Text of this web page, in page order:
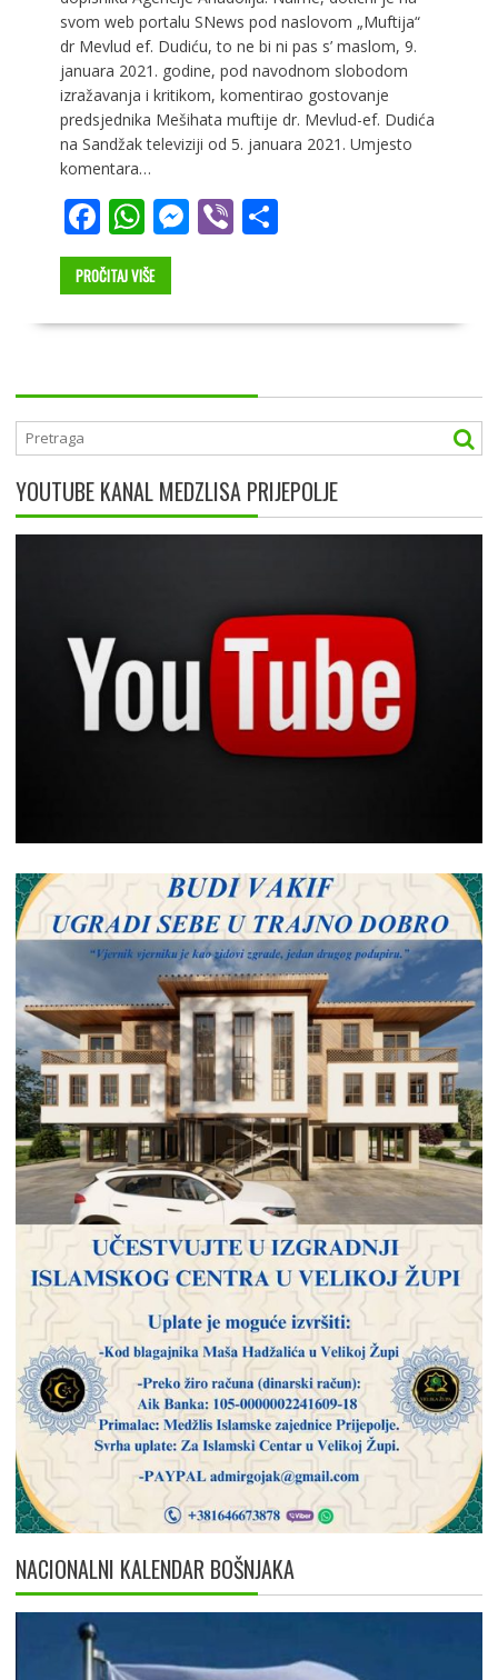
svom web portalu SNews pod naslovom „Muftija“
dr Mevlud ef. Dudiću, to ne bi ni pas s’ maslom, 9.
januara 2021. godine, pod navodnom slobodom
izražavanja i kritikom, komentirao gostovanje
predsjednika Mešihata muftije dr. Mevlud-ef. Dudića
na Sandžak televiziji od 5. januara 2021. Umjesto
komentara…
F
ac
e
b
o
k
W
h
at
s
p
p
M
e
g
er
Vi S
e
PROČITAJ VIŠE
YOUTUBE KANAL MEDZLISA PRIJEPOLJE
NACIONALNI KALENDAR BOŠNJAKA